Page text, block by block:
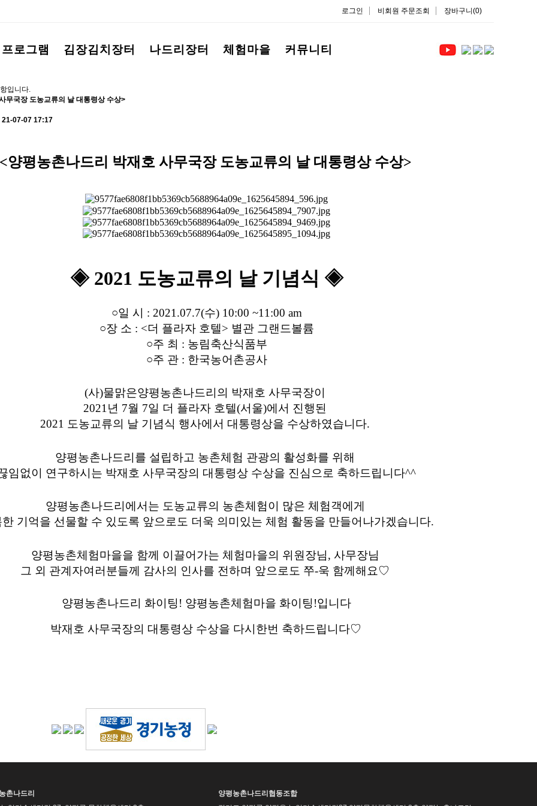
로그인 비회원 주문조회 장바구니(0)
로그램 김장김치장터 나드리장터 체험마을 커뮤니티
입니다.
무국장 도농교류의 날 대통령상 수상>
21-07-07 17:17
<양평농촌나드리 박재호 사무국장 도농교류의 날 대통령상 수상>
◈ 2021 도농교류의 날 기념식 ◈
○일 시 : 2021.07.7(수) 10:00 ~11:00 am
○장 소 : <더 플라자 호텔> 별관 그랜드볼륨
○주 최 : 농림축산식품부
○주 관 : 한국농어촌공사
(사)물맑은양평농촌나드리의 박재호 사무국장이
2021년 7월 7일 더 플라자 호텔(서울)에서 진행된
2021 도농교류의 날 기념식 행사에서 대통령상을 수상하였습니다.
양평농촌나드리를 설립하고 농촌체험 관광의 활성화를 위해
임없이 연구하시는 박재호 사무국장의 대통령상 수상을 진심으로 축하드립니다^^
​양평농촌나드리에서는 도농교류의 농촌체험이 많은 체험객에게
기억을 선물할 수 있도록 앞으로도 더욱 의미있는 체험 활동을 만들어나가겠습니다.
​양평농촌체험마을을 함께 이끌어가는 체험마을의 위원장님, 사무장님
그 외 관계자여러분들께 감사의 인사를 전하며 앞으로도 쭈-욱 함께해요♡
양평농촌나드리 화이팅! 양평농촌체험마을 화이팅!입니다
박재호 사무국장의 대통령상 수상을 다시한번 축하드립니다♡
촌나드리
양평농촌나드리협동조합